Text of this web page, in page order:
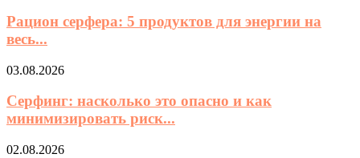
Рацион серфера: 5 продуктов для энергии на
весь...
03.08.2026
Серфинг: насколько это опасно и как
минимизировать риск...
02.08.2026